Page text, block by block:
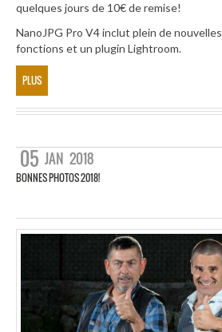
quelques jours de 10€ de remise!
NanoJPG Pro V4 inclut plein de nouvelles
fonctions et un plugin Lightroom.
PLUS
05 JAN 2018
BONNES PHOTOS 2018!